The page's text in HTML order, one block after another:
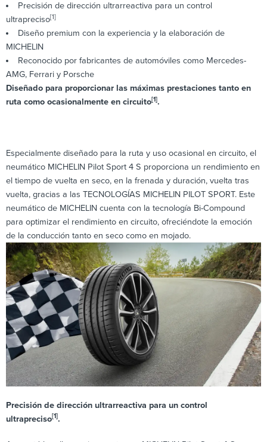
Precisión de dirección ultrarreactiva para un control
ultrapreciso[1]
Diseño premium con la experiencia y la elaboración de
MICHELIN
Reconocido por fabricantes de automóviles como Mercedes-
AMG, Ferrari y Porsche
Diseñado para proporcionar las máximas prestaciones tanto en
ruta como ocasionalmente en circuito[1].
Especialmente diseñado para la ruta y uso ocasional en circuito, el
neumático MICHELIN Pilot Sport 4 S proporciona un rendimiento en
el tiempo de vuelta en seco, en la frenada y duración, vuelta tras
vuelta, gracias a las TECNOLOGÍAS MICHELIN PILOT SPORT. Este
neumático de MICHELIN cuenta con la tecnología Bi-Compound
para optimizar el rendimiento en circuito, ofreciéndote la emoción
de la conducción tanto en seco como en mojado.
Precisión de dirección ultrarreactiva para un control
ultrapreciso[1].